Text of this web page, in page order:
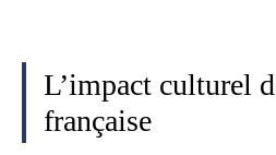
L’impact culturel
française